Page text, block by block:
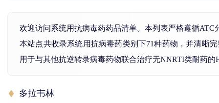
欢迎访问系统用抗病毒药药品清单。本列表严格遵循
本站点共收录系统用抗病毒药类别下71种药物，并清晰
用于与其他抗逆转录病毒药物联合治疗无NNRTI类耐药的
多拉韦林